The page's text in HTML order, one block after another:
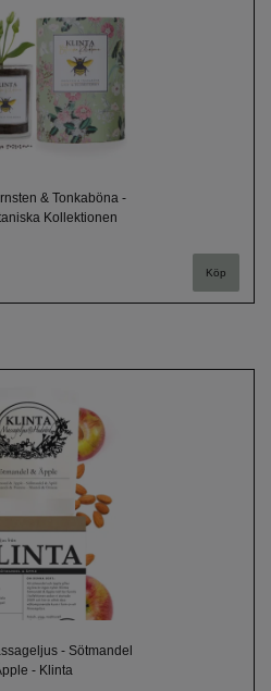
& Tonkaböna -
Kollektionen
- Sötmandel
- Klinta